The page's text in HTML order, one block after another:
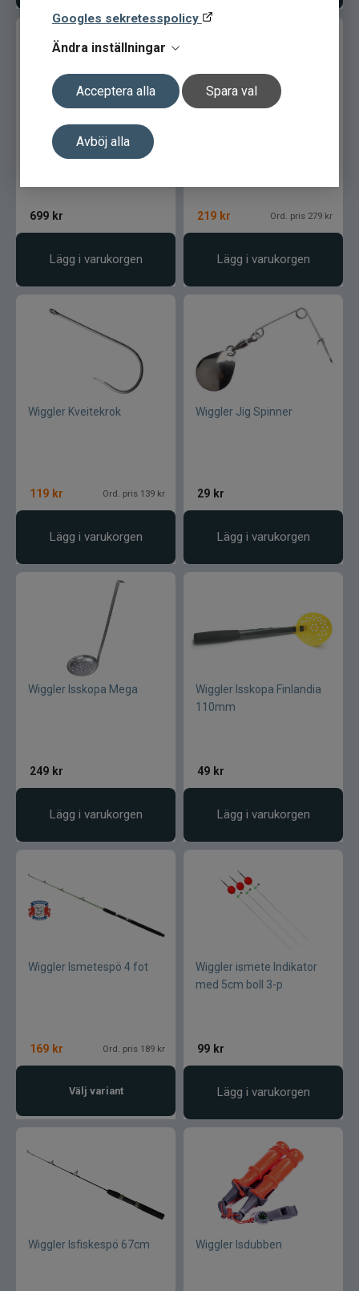
Googles sekretesspolicy
Ändra inställningar
Acceptera alla Spara val
Avböj alla
The Fly Co
Thermotic
UNI produkter
Veevus
Viking herring
VK produkter
VMC
Watersnake
Westin
Wiggler
Wolfcreek Lures
Xet
Övriga fiskemärken
Wiggler Pimpelskrylla
699 kr
Lägg i varukorgen
219 kr Ord. pris 279 kr
Lägg i varukorgen
Wiggler Kveitekrok
119 kr Ord. pris 139 kr
Lägg i varukorgen
Wiggler Jig Spinner
29 kr
Lägg i varukorgen
Wiggler Isskopa Mega
249 kr
Lägg i varukorgen
Wiggler Isskopa Finlandia
110mm
49 kr
Lägg i varukorgen
Wiggler Ismetespö 4 fot
169 kr Ord. pris 189 kr
Välj variant
Wiggler ismete Indikator
med 5cm boll 3-p
99 kr
Lägg i varukorgen
Wiggler Isfiskespö 67cm Wiggler Isdubben